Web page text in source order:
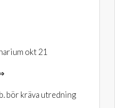
okt 21
bör kräva utredning